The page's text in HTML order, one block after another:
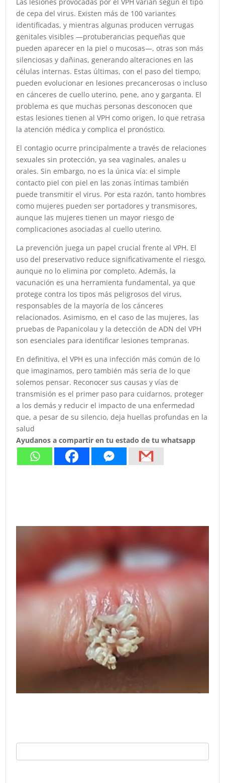
de cepa del virus. Existen más de 100 variantes
identificadas, y mientras algunas producen verrugas
genitales visibles —protuberancias pequeñas que
pueden aparecer en la piel o mucosas—, otras son más
silenciosas y dañinas, generando alteraciones en las
células internas. Estas últimas, con el paso del tiempo,
pueden evolucionar en lesiones precancerosas o incluso
en cánceres de cuello uterino, pene, ano y garganta. El
problema es que muchas personas desconocen que
estas lesiones tienen al VPH como origen, lo que retrasa
la atención médica y complica el pronóstico.
El contagio ocurre principalmente a través de relaciones
sexuales sin protección, ya sea vaginales, anales u
orales. Sin embargo, no es la única vía: el simple
contacto piel con piel en las zonas íntimas también
puede transmitir el virus. Por esta razón, tanto hombres
como mujeres pueden ser portadores y transmisores,
aunque las mujeres tienen un mayor riesgo de
complicaciones asociadas al cuello uterino.
La prevención juega un papel crucial frente al VPH. El
uso del preservativo reduce significativamente el riesgo,
aunque no lo elimina por completo. Además, la
vacunación es una herramienta fundamental, ya que
protege contra los tipos más peligrosos del virus,
responsables de la mayoría de los cánceres
relacionados. Asimismo, en el caso de las mujeres, las
pruebas de Papanicolau y la detección de ADN del VPH
son esenciales para identificar lesiones tempranas.
En definitiva, el VPH es una infección más común de lo
que imaginamos, pero también más seria de lo que
solemos pensar. Reconocer sus causas y vías de
transmisión es el primer paso para cuidarnos, proteger
a los demás y reducir el impacto de una enfermedad
que, a pesar de su silencio, deja huellas profundas en la
salud
Ayudanos a compartir en tu estado de tu whatsapp